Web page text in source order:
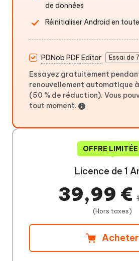
OFFRE LIMITÉE
Licence de 1
39,99 €
(Hors taxes)
Acheter
de données
Réinitialiser Android en
PDNob PDF Editor Essai de
Essayez gratuitement
renouvellement automatique
(50 % de réduction). Vous
tout moment.